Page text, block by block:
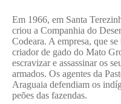
Em 1966, em Santa
criou a Companhia do
Codeara. A empresa, que
criador de gado do Mato
escravizar e assassinar os
armados. Os agentes da
Araguaia defendiam os
peões das fazendas.